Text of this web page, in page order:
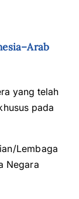
yang telah
pada
Lembaga
Negara